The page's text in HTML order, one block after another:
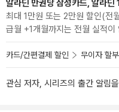
알라딘 만권당 삼성카드, 알라딘
최대 1만원 또는 2만원 할인(
급월 +1개월까지는 전월 실적
카드/간편결제 할인 무이자 할부
관심 저자, 시리즈의 출간 알림